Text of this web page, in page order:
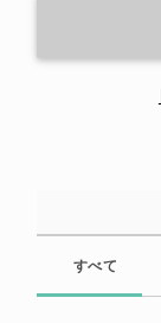
すべて